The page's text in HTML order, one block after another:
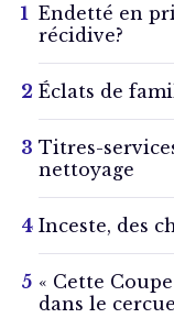
Endetté en
récidive?
Éclats de
Titres-
nettoyage
Inceste, des
« Cette
dans le